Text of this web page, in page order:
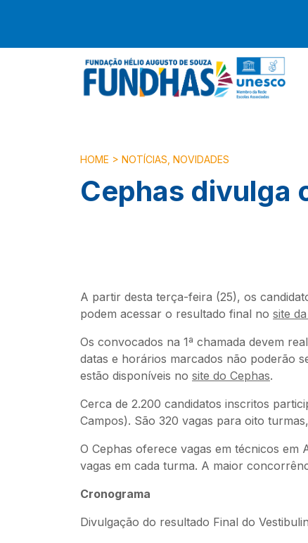
HOME > NOTÍCIAS NOVIDADES
Cephas divulga
A partir desta terça-feira (25), os
podem acessar o resultado final no site
Os convocados na 1ª chamada devem
datas e horários marcados não poderão
estão disponíveis no site do Cephas.
Cerca de 2.200 candidatos inscritos
Campos). São 320 vagas para oito
O Cephas oferece vagas em técnicos em
vagas em cada turma. A maior
Cronograma
Divulgação do resultado Final do